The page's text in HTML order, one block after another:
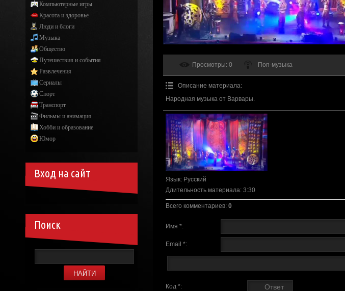
Просмотры: 0 Поп-музыка
Описание материала:
Народная музыка от Варвары.
Язык: Русский
Длительность материала: 3:30
Всего комментариев: 0
Имя *:
Email *:
Код *:
Компьютерные игры
Красота и здоровье
Люди и блоги
Музыка
Общество
Путешествия и события
Развлечения
Сериалы
Спорт
Транспорт
Фильмы и анимация
Хобби и образование
Юмор
Вход на сайт
Поиск